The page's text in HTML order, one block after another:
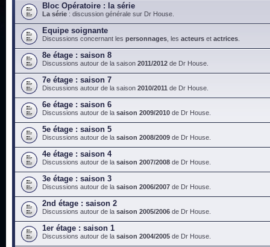
Bloc Opératoire : la série
La série : discussion générale sur Dr House.
Equipe soignante
Discussions concernant les personnages , les acteurs et actrices
8e étage : saison 8
Discussions autour de la saison 2011/2012 de Dr House.
7e étage : saison 7
Discussions autour de la saison 2010/2011 de Dr House.
6e étage : saison 6
Discussions autour de la saison 2009/2010 de Dr House.
5e étage : saison 5
Discussions autour de la saison 2008/2009 de Dr House.
4e étage : saison 4
Discussions autour de la saison 2007/2008 de Dr House.
3e étage : saison 3
Discussions autour de la saison 2006/2007 de Dr House.
2nd étage : saison 2
Discussions autour de la saison 2005/2006 de Dr House.
1er étage : saison 1
Discussions autour de la saison 2004/2005 de Dr House.